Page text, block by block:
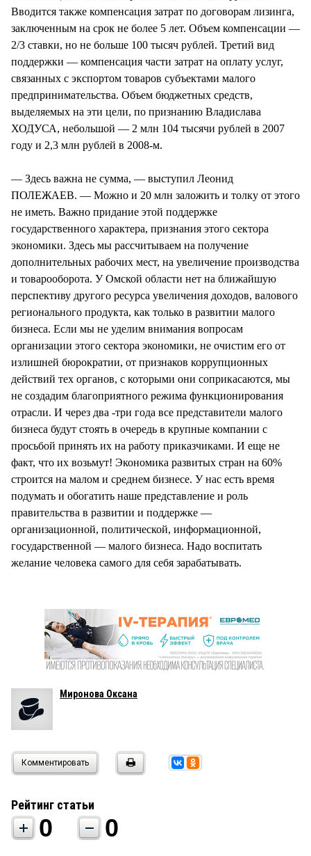
Вводится также компенсация затрат по договорам лизинга,
заключенным на срок не более 5 лет. Объем компенсации —
2/3 ставки, но не больше 100 тысяч рублей. Третий вид
поддержки — компенсация части затрат на оплату услуг,
связанных с экспортом товаров субъектами малого
предпринимательства. Объем бюджетных средств,
выделяемых на эти цели, по признанию Владислава
ХОДУСА, небольшой — 2 млн 104 тысячи рублей в 2007
году и 2,3 млн рублей в 2008-м.
— Здесь важна не сумма, — выступил Леонид
ПОЛЕЖАЕВ. — Можно и 20 млн заложить и толку от этого
не иметь. Важно придание этой поддержке
государственного характера, признания этого сектора
экономики. Здесь мы рассчитываем на получение
дополнительных рабочих мест, на увеличение производства
и товарооборота. У Омской области нет на ближайшую
перспективу другого ресурса увеличения доходов, валового
регионального продукта, как только в развитии малого
бизнеса. Если мы не уделим внимания вопросам
организации этого сектора экономики, не очистим его от
излишней бюрократии, от признаков коррупционных
действий тех органов, с которыми они соприкасаются, мы
не создадим благоприятного режима функционирования
отрасли. И через два -три года все представители малого
бизнеса будут стоять в очередь в крупные компании с
просьбой принять их на работу приказчиками. И еще не
факт, что их возьмут! Экономика развитых стран на 60%
строится на малом и среднем бизнесе. У нас есть время
подумать и обогатить наше представление и роль
правительства в развитии и поддержке —
организационной, политической, информационной,
государственной — малого бизнеса. Надо воспитать
желание человека самого для себя зарабатывать.
Миронова Оксана
Комментировать
Рейтинг статьи
0 0